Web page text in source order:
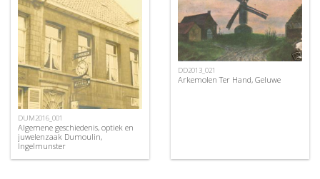
DUM2016_001
Algemene geschiedenis, optiek en
juwelenzaak Dumoulin,
Ingelmunster
DD2013_021
Arkemolen Ter Hand, Geluwe